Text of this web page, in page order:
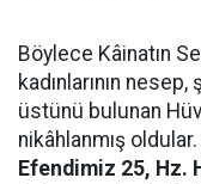
Böylece Kâinatın
kadınlarının
üstünü bulunan
nikâhlanmış oldular.
Efendimiz 25, Hz.